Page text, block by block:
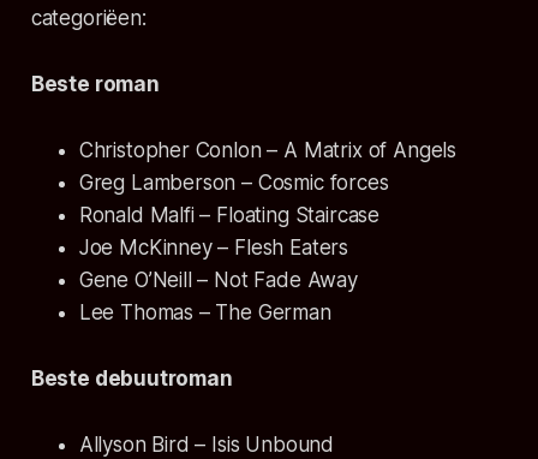
categoriëen:
Beste roman
Christopher Conlon – A Matrix of Angels
Greg Lamberson – Cosmic forces
Ronald Malfi – Floating Staircase
Joe McKinney – Flesh Eaters
Gene O’Neill – Not Fade Away
Lee Thomas – The German
Beste debuutroman
Allyson Bird – Isis Unbound